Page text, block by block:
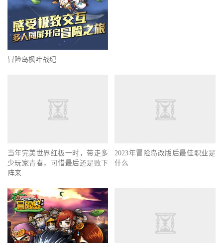
冒险岛枫叶战纪
当年完美世界红极一时，带走多
少玩家青春，可惜最后还是败下
阵来
2023年冒险岛改版后最佳职业是
什么